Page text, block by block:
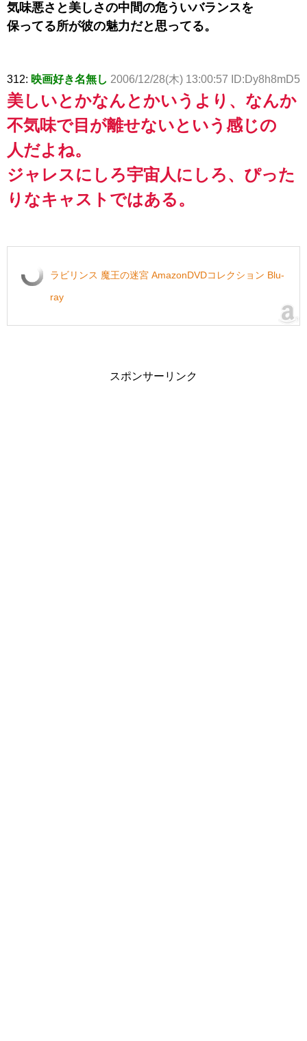
気味悪さと美しさの中間の危ういバランスを
保ってる所が彼の魅力だと思ってる。
312: 映画好き名無し 2006/12/28(木) 13:00:57 ID:Dy8h8mD5
美しいとかなんとかいうより、なんか
不気味で目が離せないという感じの
人だよね。
ジャレスにしろ宇宙人にしろ、ぴった
りなキャストではある。
ラビリンス 魔王の迷宮 AmazonDVDコレクション Blu-
ray
スポンサーリンク